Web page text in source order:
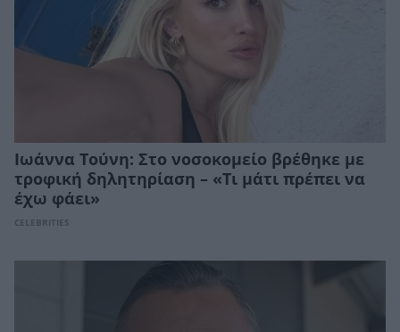
Ιωάννα Τούνη: Στο νοσοκομείο βρέθηκε με
τροφική δηλητηρίαση – «Τι μάτι πρέπει να
έχω φάει»
CELEBRITIES